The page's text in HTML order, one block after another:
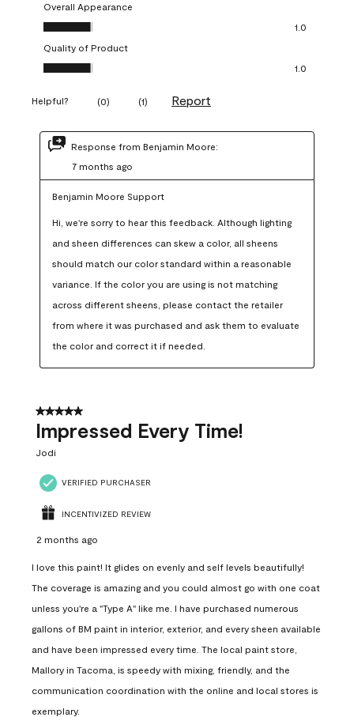
Overall Appearance
Overall Appearance, 1.0 out of 5
1.0
Quality of Product
Quality of Product, 1.0 out of 5
1.0
Helpful? (0) (1) Report
Response from Benjamin Moore:
7 months ago
Benjamin Moore Support
Hi, we're sorry to hear this feedback. Although lighting
and sheen differences can skew a color, all sheens
should match our color standard within a reasonable
variance. If the color you are using is not matching
across different sheens, please contact the retailer
from where it was purchased and ask them to evaluate
the color and correct it if needed.
5 out of 5 stars.
Impressed Every Time!
Jodi
VERIFIED PURCHASER
INCENTIVIZED REVIEW
2 months ago
I love this paint! It glides on evenly and self levels beautifully!
The coverage is amazing and you could almost go with one coat
unless you're a "Type A" like me. I have purchased numerous
gallons of BM paint in interior, exterior, and every sheen available
and have been impressed every time. The local paint store,
Mallory in Tacoma, is speedy with mixing, friendly, and the
communication coordination with the online and local stores is
exemplary.